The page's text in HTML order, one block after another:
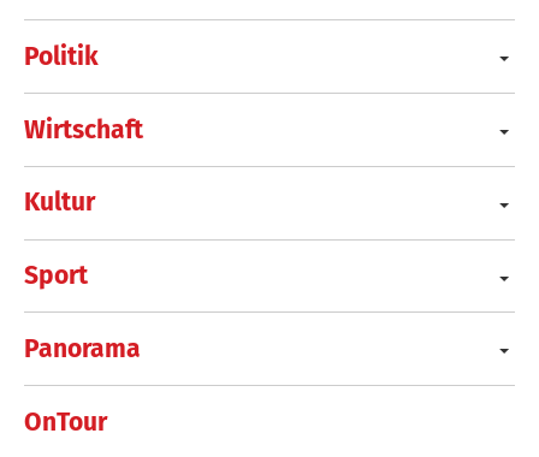
Politik
Wirtschaft
Kultur
Sport
Panorama
OnTour